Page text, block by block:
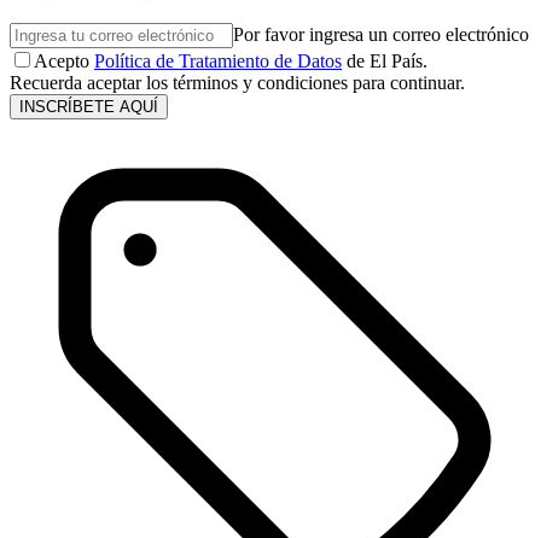
Por favor ingresa un correo electrónico
Acepto Política de Tratamiento de Datos de El País.
Recuerda aceptar los términos y condiciones para continuar.
INSCRÍBETE AQUÍ